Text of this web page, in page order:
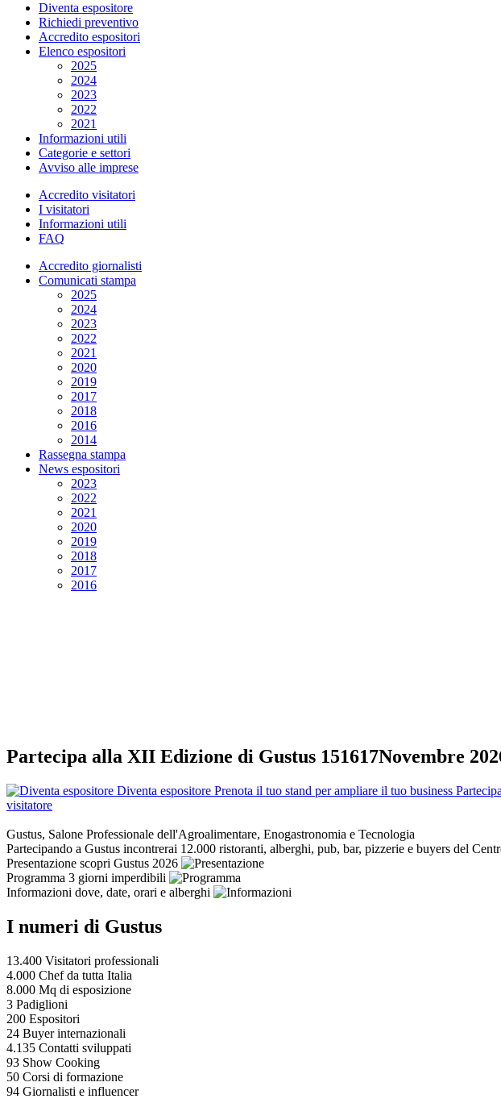
Diventa espositore
Richiedi preventivo
Accredito espositori
Elenco espositori
2025
2024
2023
2022
2021
Informazioni utili
Categorie e settori
Avviso alle imprese
Accredito visitatori
I visitatori
Informazioni utili
FAQ
Accredito giornalisti
Comunicati stampa
2025
2024
2023
2022
2021
2020
2019
2017
2018
2016
2014
Rassegna stampa
News espositori
2023
2022
2021
2020
2019
2018
2017
2016
Partecipa alla XII Edizione di Gustus 151617Novembre
Diventa espositore Prenota il tuo stand per ampliare il tuo business
visitatore
Gustus, Salone Professionale dell'Agroalimentare, Enogastronomia e Tecnologia
Partecipando a Gustus incontrerai 12.000 ristoranti, alberghi, pub, bar, pizzerie e buyers del
Presentazione scopri Gustus 2026
Programma 3 giorni imperdibili
Informazioni dove, date, orari e alberghi
I numeri di Gustus
13.400 Visitatori professionali
4.000 Chef da tutta Italia
8.000 Mq di esposizione
3 Padiglioni
200 Espositori
24 Buyer internazionali
4.135 Contatti sviluppati
93 Show Cooking
50 Corsi di formazione
94 Giornalisti e influencer